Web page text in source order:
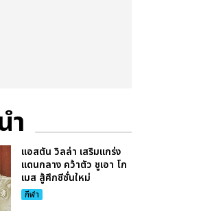
ำ
แอสตัน วิลล่า เสริมแกร่ง
แดนกลาง คว้าตัว ชูเอา โก
เมส สู้ศึกซีซั่นใหม่
กีฬา